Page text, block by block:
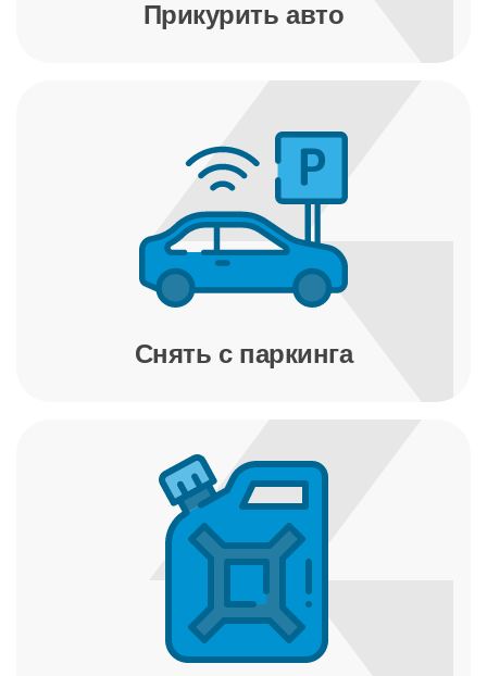
Прикурить авто
Снять с паркинга